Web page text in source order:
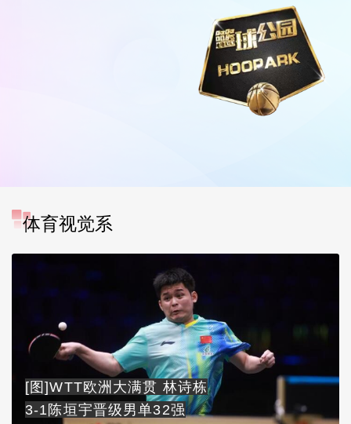
体育视觉系
[图]WTT欧洲大满贯 林诗栋
3-1陈垣宇晋级男单32强